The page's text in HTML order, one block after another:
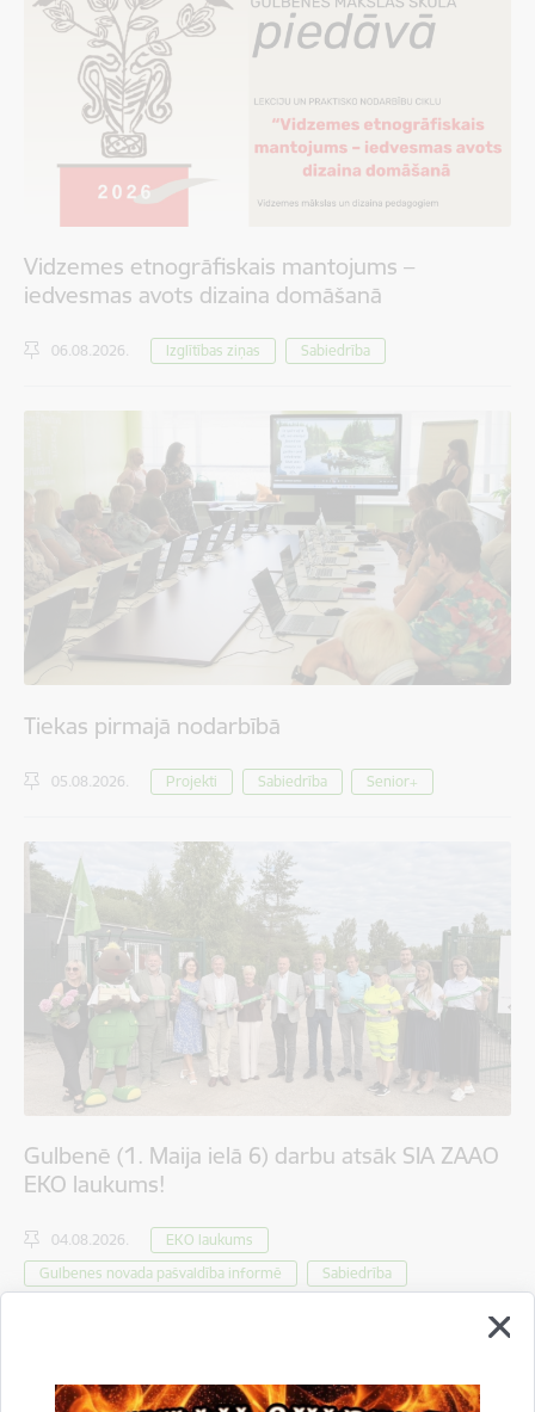
Vidzemes etnogrāfiskais mantojums –
iedvesmas avots dizaina domāšanā
06.08.2026. Izglītības ziņas Sabiedrība
Tiekas pirmajā nodarbībā
05.08.2026. Projekti Sabiedrība Senior+
Gulbenē (1. Maija ielā 6) darbu atsāk SIA ZAAO
EKO laukums!
04.08.2026.
EKO laukums
Gulbenes novada pašvaldība informē
Sabiedrība